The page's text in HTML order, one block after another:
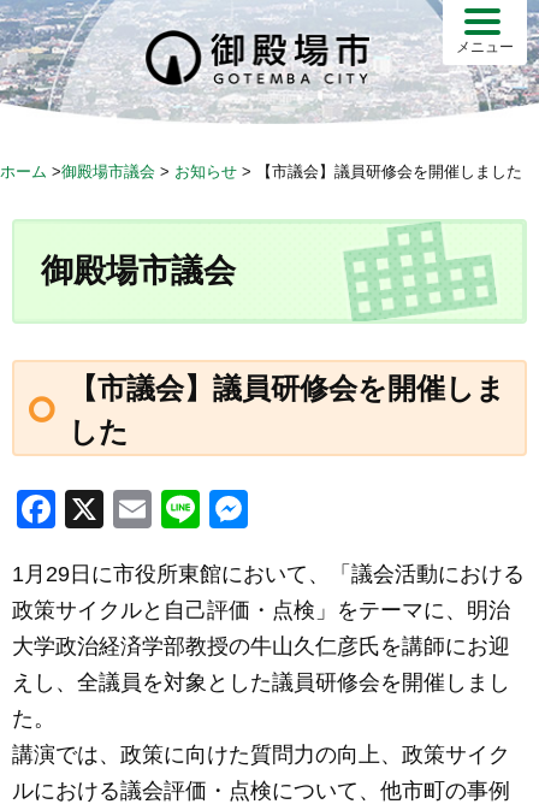
メニュー
ホーム >御殿場市議会 > お知らせ > 【市議会】議員研修会を開催しました
御殿場市議会
【市議会】議員研修会を開催しま
した
F
c
e
b
o
o
k
X
E
ail
Li
e
ss
e
n
g
er
1月29日に市役所東館において、「議会活動における
政策サイクルと自己評価・点検」をテーマに、明治
大学政治経済学部教授の牛山久仁彦氏を講師にお迎
えし、全議員を対象とした議員研修会を開催しまし
た。
講演では、政策に向けた質問力の向上、政策サイク
ルにおける議会評価・点検について、他市町の事例